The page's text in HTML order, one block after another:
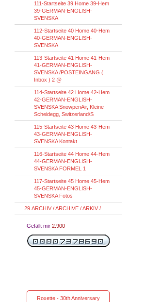
111-Startseite 39 Home 39-Hem
39-GERMAN-ENGLISH-
SVENSKA
112-Startseite 40 Home 40-Hem
40-GERMAN-ENGLISH-
SVENSKA
113-Startseite 41 Home 41-Hem
41-GERMAN-ENGLISH-
SVENSKA /POSTEINGANG (
Inbox ) 2 @
114-Startseite 42 Home 42-Hem
42-GERMAN-ENGLISH-
SVENSKA SnowpenAir, Kleine
Scheidegg, Switzerland/S
115-Startseite 43 Home 43-Hem
43-GERMAN-ENGLISH-
SVENSKA Kontakt
116-Startseite 44 Home 44-Hem
44-GERMAN-ENGLISH-
SVENSKA FORMEL 1
117-Startseite 45 Home 45-Hem
45-GERMAN-ENGLISH-
SVENSKA Fotos
29.ARCHIV / ARCHIVE / ARKIV /
Gefällt mir 2.900
Roxette - 30th Anniversary